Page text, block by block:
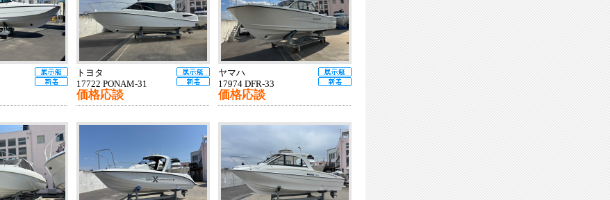
トヨタ
17722 PONAM-31
価格応談
ヤマハ
17974 DFR-33
価格応談